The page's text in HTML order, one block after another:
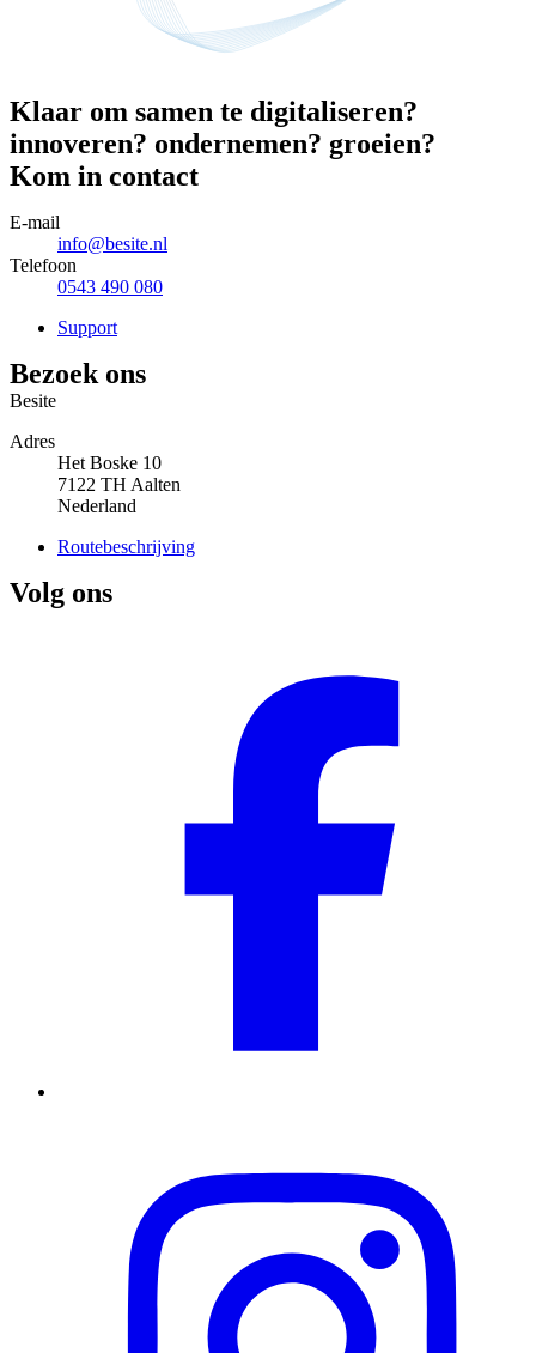
Klaar om samen te digitaliseren?
innoveren? ondernemen? groeien?
Kom in contact
E-mail
info@besite.nl
Telefoon
0543 490 080
Support
Bezoek ons
Besite
Adres
Het Boske 10
7122 TH Aalten
Nederland
Routebeschrijving
Volg ons